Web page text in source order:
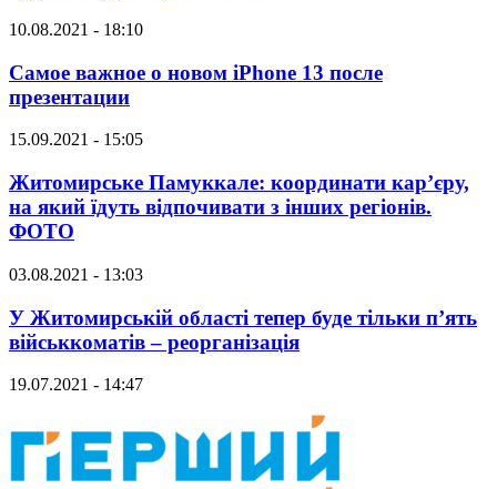
10.08.2021 - 18:10
Самое важное о новом iPhone 13 после
презентации
15.09.2021 - 15:05
Житомирське Памуккале: координати кар’єру,
на який їдуть відпочивати з інших регіонів.
ФОТО
03.08.2021 - 13:03
У Житомирській області тепер буде тільки п’ять
військкоматів – реорганізація
19.07.2021 - 14:47